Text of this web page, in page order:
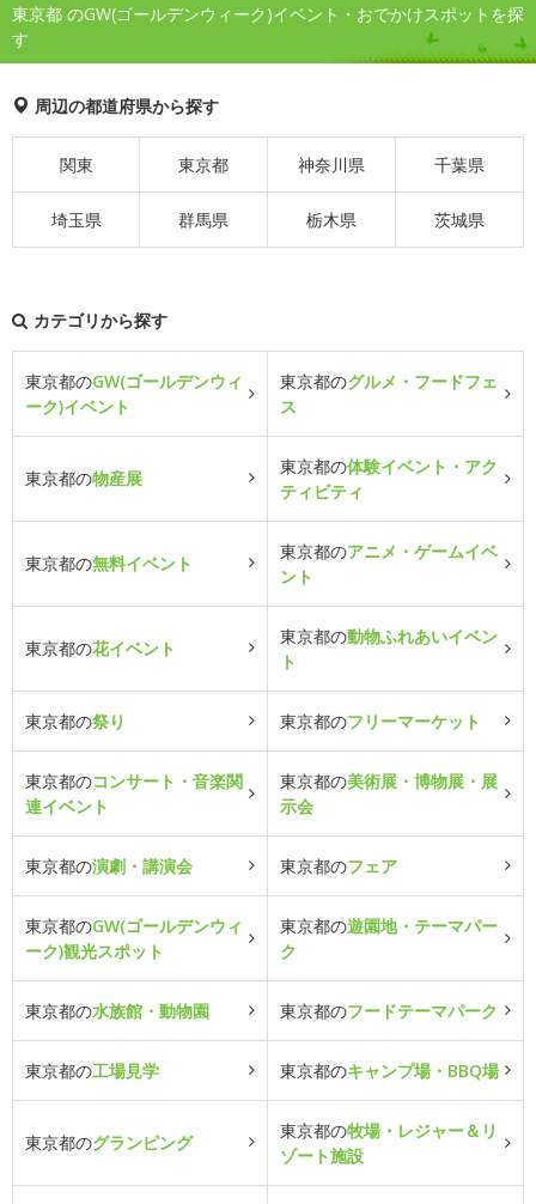
東京都 のGW(ゴールデンウィーク)イベント・おでかけスポットを探
す
周辺の都道府県から探す
関東 東京都 神奈川県 千葉県
埼玉県 群馬県 栃木県 茨城県
カテゴリから探す
東京都のGW(ゴールデンウィ
ーク)イベント
東京都のグルメ・フードフェ
ス
東京都の物産展
東京都の体験イベント・アク
ティビティ
東京都の無料イベント
東京都のアニメ・ゲームイベ
ント
東京都の花イベント
東京都の動物ふれあいイベン
ト
東京都の祭り 東京都のフリーマーケット
東京都のコンサート・音楽関
連イベント
東京都の美術展・博物展・展
示会
東京都の演劇・講演会 東京都のフェア
東京都のGW(ゴールデンウィ
ーク)観光スポット
東京都の遊園地・テーマパー
ク
東京都の水族館・動物園 東京都のフードテーマパーク
東京都の工場見学 東京都のキャンプ場・BBQ場
東京都のグランピング
東京都の牧場・レジャー＆リ
ゾート施設